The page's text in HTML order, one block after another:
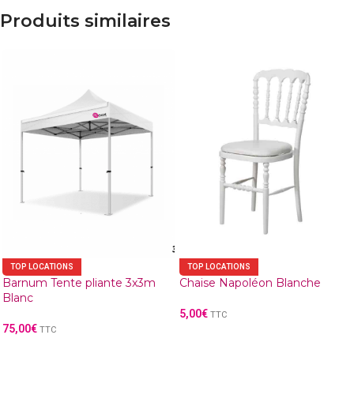
Produits similaires
TOP LOCATIONS
Barnum Tente pliante 3x3m
Blanc
75,00€ TTC
TOP LOCATIONS
Chaise Napoléon Blanche
5,00€ TTC